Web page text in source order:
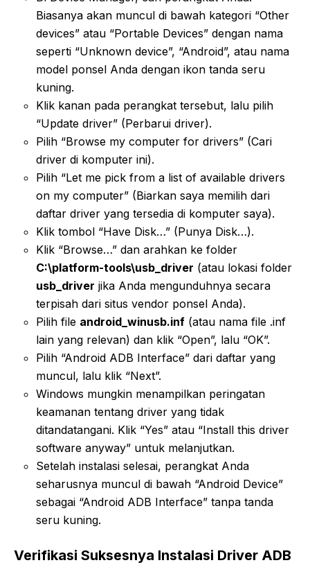
Biasanya akan muncul di bawah kategori “Other
devices” atau “Portable Devices” dengan nama
seperti “Unknown device”, “Android”, atau nama
model ponsel Anda dengan ikon tanda seru
kuning.
Klik kanan pada perangkat tersebut, lalu pilih
“Update driver” (Perbarui driver).
Pilih “Browse my computer for drivers” (Cari
driver di komputer ini).
Pilih “Let me pick from a list of available drivers
on my computer” (Biarkan saya memilih dari
daftar driver yang tersedia di komputer saya).
Klik tombol “Have Disk…” (Punya Disk…).
Klik “Browse…” dan arahkan ke folder
C:\platform-tools\usb_driver (atau lokasi folder
usb_driver jika Anda mengunduhnya secara
terpisah dari situs vendor ponsel Anda).
Pilih file android_winusb.inf (atau nama file .inf
lain yang relevan) dan klik “Open”, lalu “OK”.
Pilih “Android ADB Interface” dari daftar yang
muncul, lalu klik “Next”.
Windows mungkin menampilkan peringatan
keamanan tentang driver yang tidak
ditandatangani. Klik “Yes” atau “Install this driver
software anyway” untuk melanjutkan.
Setelah instalasi selesai, perangkat Anda
seharusnya muncul di bawah “Android Device”
sebagai “Android ADB Interface” tanpa tanda
seru kuning.
Verifikasi Suksesnya Instalasi Driver ADB